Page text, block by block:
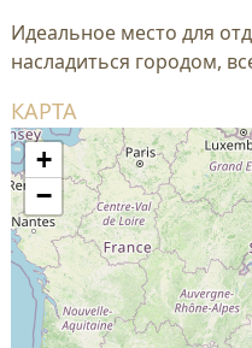
Идеальное место для
насладиться городом,
КАРТА
+
−